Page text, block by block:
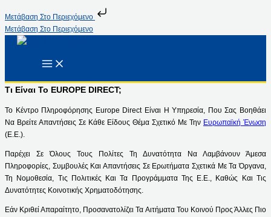
Μετάβαση Στο Περιεχόμενο
Μετάβαση Στο Περιεχόμενο
Τι Είναι Το EUROPE DIRECT;
Το Κέντρο Πληροφόρησης Europe Direct Είναι Η Υπηρεσία, Που Σας Βοηθάει
Να Βρείτε Απαντήσεις Σε Κάθε Είδους Θέμα Σχετικό Με Την Ευρωπαϊκή Ένωση
(Ε.Ε.).
Παρέχει Σε Όλους Τους Πολίτες Τη Δυνατότητα Να Λαμβάνουν Άμεσα
Πληροφορίες, Συμβουλές Και Απαντήσεις Σε Ερωτήματα Σχετικά Με Τα Όργανα,
Τη Νομοθεσία, Τις Πολιτικές Και Τα Προγράμματα Της Ε.Ε., Καθώς Και Τις
Δυνατότητες Κοινοτικής Χρηματοδότησης.
Εάν Κριθεί Απαραίτητο, Προσανατολίζει Τα Αιτήματα Του Κοινού Προς Άλλες Πιο